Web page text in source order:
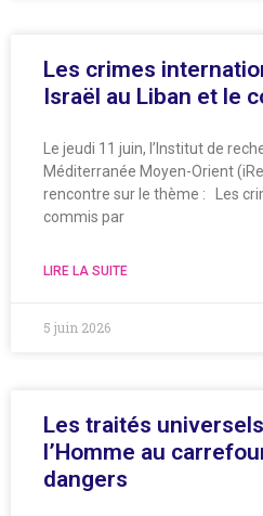
Les crimes
Israël au Liban et le
Le jeudi 11 juin, l’Institut de
Méditerranée Moyen-Orient
rencontre sur le thème : Les
commis par
LIRE LA SUITE
5 juin 2026
Les traités
l’Homme au
dangers